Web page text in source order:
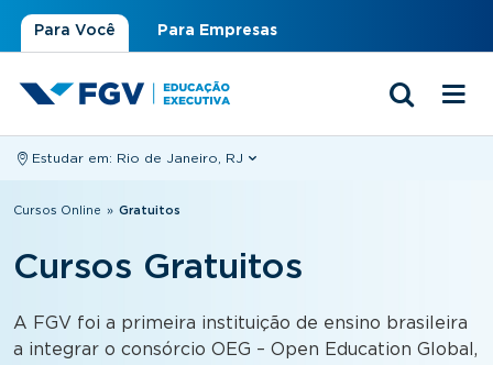
Para Você Para Empresas
Estudar em: Rio de Janeiro, RJ
Você está aqui
Cursos Online » Gratuitos
Cursos Gratuitos
A FGV foi a primeira instituição de ensino brasileira
a integrar o consórcio OEG – Open Education Global,